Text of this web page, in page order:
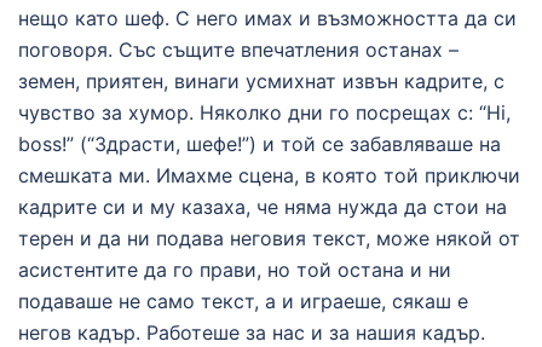
нещо като шеф. С него имах и възможността да си
поговоря. Със същите впечатления останах –
земен, приятен, винаги усмихнат извън кадрите, с
чувство за хумор. Няколко дни го посрещах с: “Hi,
boss!” (“Здрасти, шефе!”) и той се забавляваше на
смешката ми. Имахме сцена, в която той приключи
кадрите си и му казаха, че няма нужда да стои на
терен и да ни подава неговия текст, може някой от
асистентите да го прави, но той остана и ни
подаваше не само текст, а и играеше, сякаш е
негов кадър. Работеше за нас и за нашия кадър.